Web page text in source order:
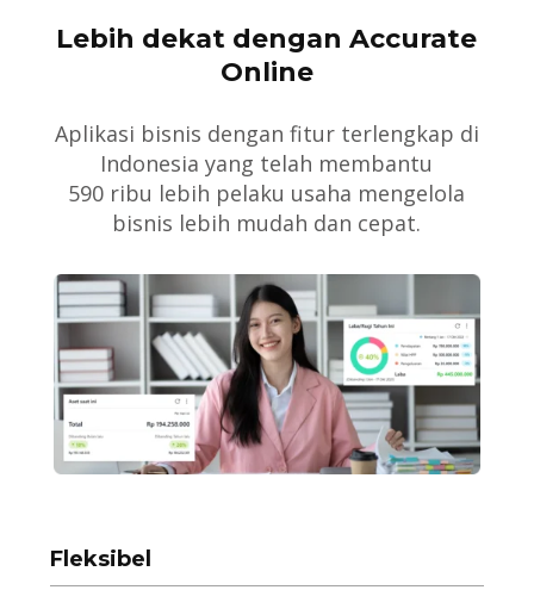
Lebih dekat dengan Accurate
Online
Aplikasi bisnis dengan fitur terlengkap di
Indonesia yang telah membantu
590 ribu lebih pelaku usaha mengelola
bisnis lebih mudah dan cepat.
Fleksibel